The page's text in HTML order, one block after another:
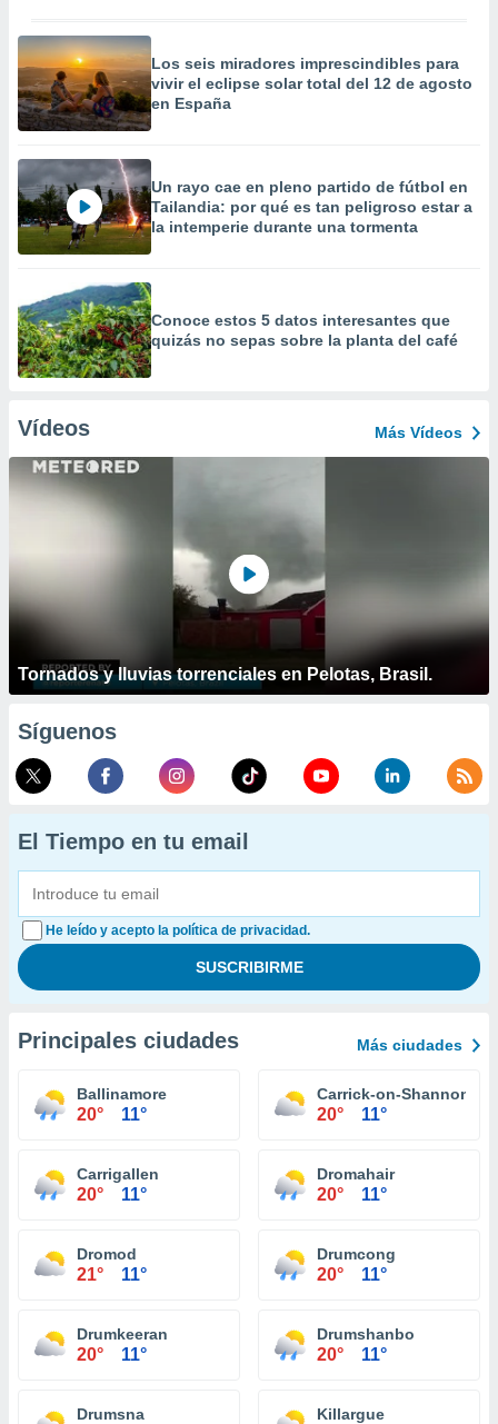
Los seis miradores imprescindibles para
vivir el eclipse solar total del 12 de agosto
en España
Un rayo cae en pleno partido de fútbol en
Tailandia: por qué es tan peligroso estar a
la intemperie durante una tormenta
Conoce estos 5 datos interesantes que
quizás no sepas sobre la planta del café
Vídeos Más Vídeos
Tornados y lluvias torrenciales en Pelotas, Brasil.
Síguenos
El Tiempo en tu email
He leído y acepto la política de privacidad.
Principales ciudades Más ciudades
Ballinamore
20° 11°
Carrick-on-Shannon
20° 11°
Carrigallen
20° 11°
Dromahair
20° 11°
Dromod
21° 11°
Drumcong
20° 11°
Drumkeeran
20° 11°
Drumshanbo
20° 11°
Drumsna Killargue